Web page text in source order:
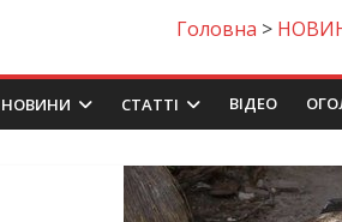
Головна >
НОВИНИ СТАТТІ ВIДЕО